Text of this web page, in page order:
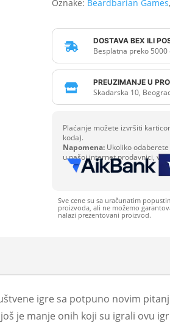
Oznake: Beardbarian Games,

DOSTAVA BEX ILI
Besplatna preko 5000

PREUZIMANJE U
Skadarska 10,
Plaćanje možete izvršiti
koda).
Napomena:Ukoliko odaberete
u našoj internet prodavnici,
Sve cene su sa uračunatim
proizvoda, ali ne možemo
nalazi prezentovani proizvod.
igre sa potpuno novim
je manje onih koji su igrali ovu